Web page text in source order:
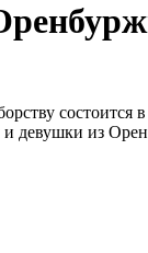
состоится
девушки из